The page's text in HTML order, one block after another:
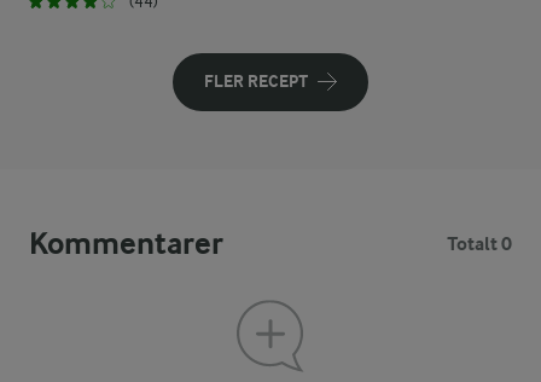
FLER RECEPT
Kommentarer Totalt 0